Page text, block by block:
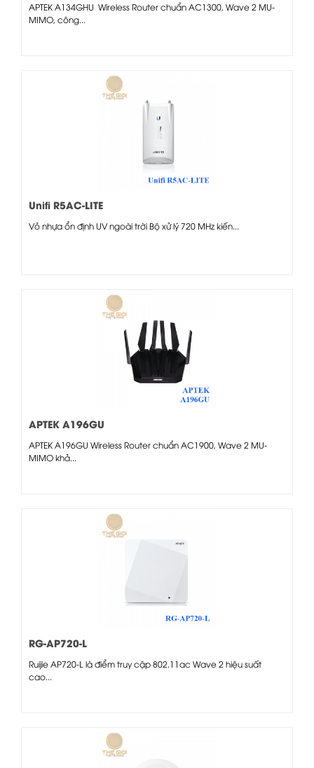
APTEK A134GHU Wireless Router chuẩn AC1300, Wave 2 MU-
MIMO, công...
Unifi R5AC-LITE
Vỏ nhựa ổn định UV ngoài trời Bộ xử lý 720 MHz kiến...
APTEK A196GU
APTEK A196GU Wireless Router chuẩn AC1900, Wave 2 MU-
MIMO khả...
RG-AP720-L
Ruijie AP720-L là điểm truy cập 802.11ac Wave 2 hiệu suất
cao...